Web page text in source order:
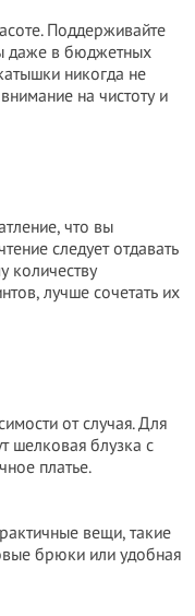
Поддерживайте
даже в бюджетных
никогда не
на чистоту и
что вы
следует отдавать
количеству
лучше сочетать их
от случая. Для
шелковая блузка с
платье.
вещи, такие
брюки или удобная